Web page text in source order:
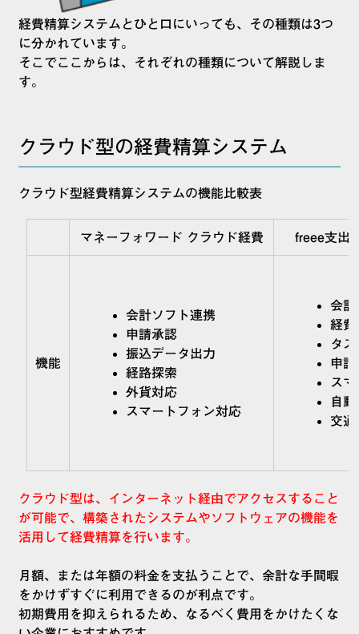
経費精算システムとひと口にいっても、その種類は3つ
に分かれています。
そこでここからは、それぞれの種類について解説しま
す。
クラウド型の経費精算システム
クラウド型経費精算システムの機能比較表
マネーフォワード クラウド経費 freee支出
機能
会計ソフト連携
申請承認
振込データ出力
経路探索
外貨対応
スマートフォン対応
会計
経費
タ
申請
ス
自
交通
クラウド型は、インターネット経由でアクセスすること
が可能で、構築されたシステムやソフトウェアの機能を
活用して経費精算を行います。
月額、または年額の料金を支払うことで、余計な手間暇
をかけずすぐに利用できるのが利点です。
初期費用を抑えられるため、なるべく費用をかけたくな